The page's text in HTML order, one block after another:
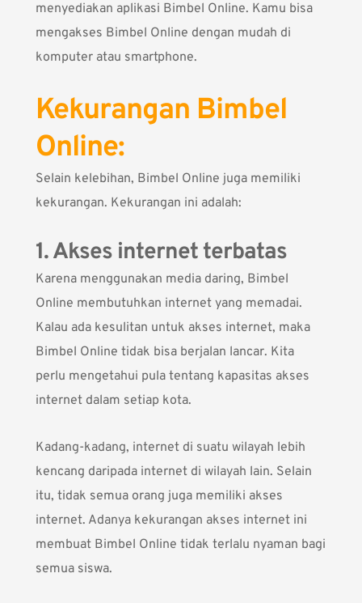
menyediakan aplikasi Bimbel Online. Kamu bisa
mengakses Bimbel Online dengan mudah di
komputer atau smartphone.
Kekurangan Bimbel
Online:
Selain kelebihan, Bimbel Online juga memiliki
kekurangan. Kekurangan ini adalah:
1. Akses internet terbatas
Karena menggunakan media daring, Bimbel
Online membutuhkan internet yang memadai.
Kalau ada kesulitan untuk akses internet, maka
Bimbel Online tidak bisa berjalan lancar. Kita
perlu mengetahui pula tentang kapasitas akses
internet dalam setiap kota.
Kadang-kadang, internet di suatu wilayah lebih
kencang daripada internet di wilayah lain. Selain
itu, tidak semua orang juga memiliki akses
internet. Adanya kekurangan akses internet ini
membuat Bimbel Online tidak terlalu nyaman bagi
semua siswa.